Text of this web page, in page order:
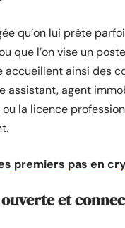
qu’on lui prête
que l’on vise un
ainsi des
agent
la licence
premiers pas en
et